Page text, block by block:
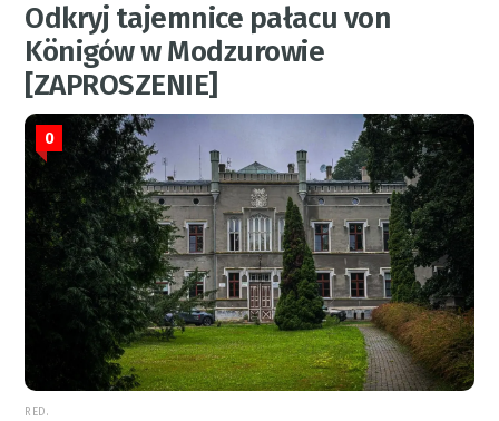
Odkryj tajemnice pałacu von
Königów w Modzurowie
[ZAPROSZENIE]
0
RED.